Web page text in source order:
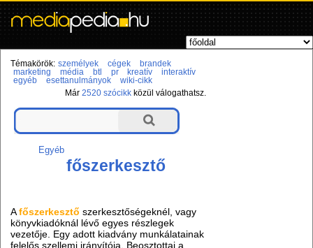
Témakörök: személyek cégek
brandek
marketing
média btl pr kreatív
interaktív
egyéb
esettanulmányok
wiki-cikk
Már2520 szócikk közül válogathatsz.
Egyéb
főszerkesztő
Afőszerkesztőszerkesztőségeknél, vagy
könyvkiadóknál lévő egyes részlegek
vezetője. Egy adott kiadvány munkálatainak
felelős szellemi irányítója. Beosztottai a